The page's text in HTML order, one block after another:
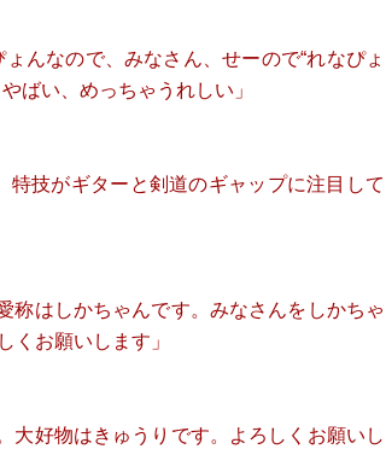
んなので、みなさん、せーので“れなぴょ
ばい、めっちゃうれしい」
特技がギターと剣道のギャップに注目して
称はしかちゃんです。みなさんをしかちゃ
くお願いします」
大好物はきゅうりです。よろしくお願いし